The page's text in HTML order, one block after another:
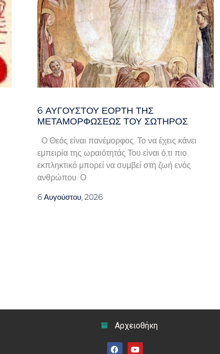
6 ΑΥΓΟΥΣΤΟΥ ΕΟΡΤΗ ΤΗΣ
ΜΕΤΑΜΟΡΦΩΣΕΩΣ ΤΟΥ ΣΩΤΗΡΟΣ
Ο Θεός είναι πανέμορφος. Το να έχεις κάνει
εμπειρία της ωραιότητάς Του είναι ό,τι πιο
εκπληκτικό μπορεί να συμβεί στη ζωή ενός
ανθρώπου. Ο
6 Αυγούστου, 2026
Αρχειοθήκη